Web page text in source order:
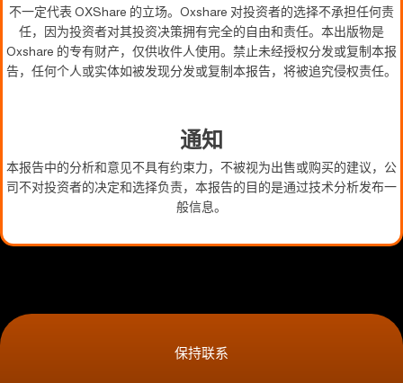
不一定代表 OXShare 的立场。Oxshare 对投资者的选择不承担任何责
任，因为投资者对其投资决策拥有完全的自由和责任。本出版物是
Oxshare 的专有财产，仅供收件人使用。禁止未经授权分发或复制本报
告，任何个人或实体如被发现分发或复制本报告，将被追究侵权责任。
通知
本报告中的分析和意见不具有约束力，不被视为出售或购买的建议，公
司不对投资者的决定和选择负责，本报告的目的是通过技术分析发布一
般信息。
保持联系